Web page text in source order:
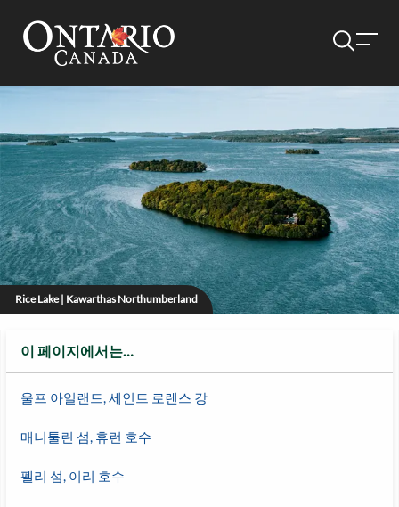
Rice Lake | Kawarthas Northumberland
이 페이지에서는…
울프 아일랜드, 세인트 로렌스 강
매니툴린 섬, 휴런 호수
펠리 섬, 이리 호수